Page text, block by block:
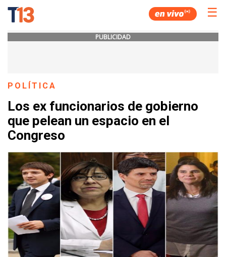
☰
PUBLICIDAD
POLÍTICA
Los ex funcionarios de gobierno
que pelean un espacio en el
Congreso